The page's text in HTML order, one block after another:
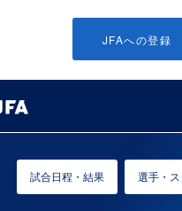
JFAへの登録
試合日程・結果 選手・